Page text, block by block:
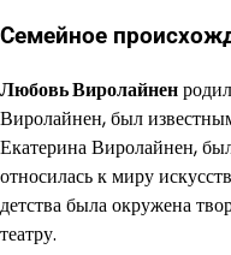
Семейное
Любовь Виролайнен
Виролайнен, был
Екатерина Виролайнен,
относилась к миру
детства была окружена
театру.